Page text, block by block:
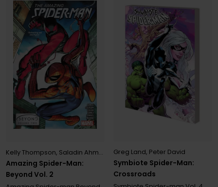
Amazing Spider-Man:
Beyond Vol. 2
Kelly Thompson, Saladin Ahmed Zeb Wells
Symbiote Spider-Man:
Crossroads
Greg Land, Peter David